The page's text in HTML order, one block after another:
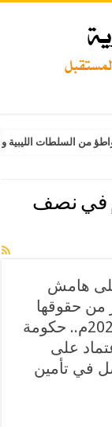
من السلطات
في نصف
هامش
حقوقها
في مياه النيل .. السبت 26 أكتوبر 2024م.. حكومة
على
في تأمين